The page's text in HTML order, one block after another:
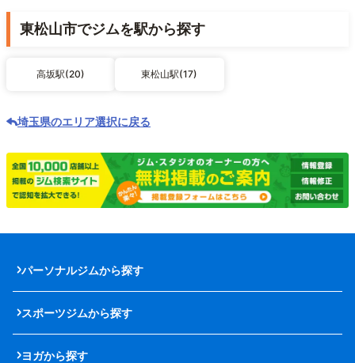
東松山市でジムを駅から探す
高坂駅(20) 東松山駅(17)
埼玉県のエリア選択に戻る
パーソナルジムから探す
スポーツジムから探す
ヨガから探す